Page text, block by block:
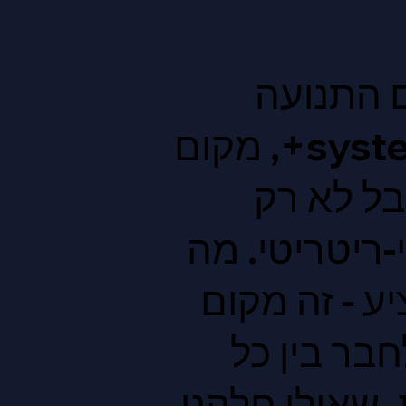
התנועה
שעליה אני שמהדגש היום דרך systerhood 45+, מקום
לא רק
ריטריטי. מה
- זה מקום
בין כל